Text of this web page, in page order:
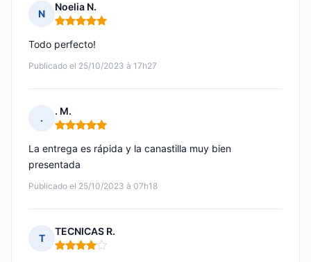
N
Noelia N.
Nota: 5 de 5
Publicado el 25/10/2023 à 17h27
Todo perfecto!
.
. M.
Nota: 5 de 5
Publicado el 25/10/2023 à 07h18
La entrega es rápida y la canastilla muy bien
presentada
T
TECNICAS R.
Nota: 4 de 5